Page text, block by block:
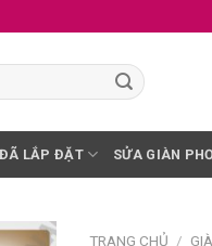
LẮP ĐẶT SỬA GIÀN
TRANG CHỦ /